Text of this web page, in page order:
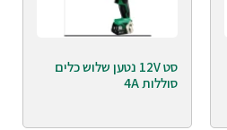
סט 12V נטען שלוש כלים
סוללות 4A